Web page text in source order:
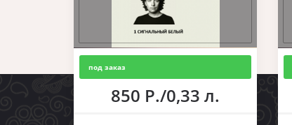
под заказ
850 Р./0,33 л.